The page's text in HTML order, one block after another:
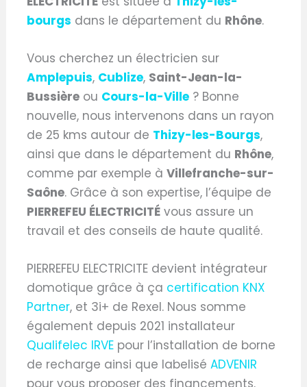
bourgs dans le département du Rhône.
Vous cherchez un électricien sur
Amplepuis, Cublize, Saint-Jean-la-
Bussière ou Cours-la-Ville ? Bonne
nouvelle, nous intervenons dans un rayon
de 25 kms autour de Thizy-les-Bourgs,
ainsi que dans le département du Rhône,
comme par exemple àVillefranche-sur-
Saône. Grâce à son expertise, l’équipe de
PIERREFEU ÉLECTRICITÉ vous assure un
travail et des conseils de haute qualité.
PIERREFEU ELECTRICITE devient intégrateur
domotique grâce à ça certification KNX
Partner, et 3i+ de Rexel. Nous somme
également depuis 2021 installateur
Qualifelec IRVE pour l’installation de borne
de recharge ainsi que labeliséADVENIR
pour vous proposer des financements.